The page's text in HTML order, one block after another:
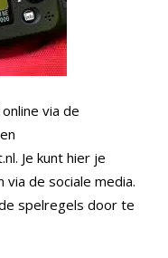
via de
en
. Je kunt hier je
via de sociale media.
spelregels door te